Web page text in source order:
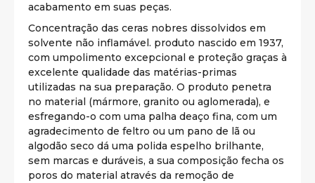
acabamento em suas peças.
Concentração das ceras nobres dissolvidos em
solvente não inflamável. produto nascido em 1937,
com umpolimento excepcional e proteção graças à
excelente qualidade das matérias-primas
utilizadas na sua preparação. O produto penetra
no material (mármore, granito ou aglomerada), e
esfregando-o com uma palha deaço fina, com um
agradecimento de feltro ou um pano de lã ou
algodão seco dá uma polida espelho brilhante,
sem marcas e duráveis, a sua composição fecha os
poros do material através da remoção de